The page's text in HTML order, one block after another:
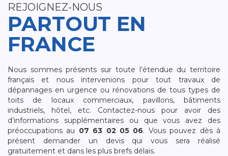
REJOIGNEZ-NOUS
PARTOUT EN
FRANCE
Nous sommes présents sur toute l’étendue du territoire
français et nous intervenions pour tout travaux de
dépannages en urgence ou rénovations de tous types de
toits de locaux commerciaux, pavillons, bâtiments
industriels, hôtel, etc. Contactez-nous pour avoir des
d’informations supplémentaires ou que vous avez des
préoccupations au 07 63 02 05 06. Vous pouvez dès à
présent demander un devis qui vous sera réalisé
gratuitement et dans les plus brefs délais.